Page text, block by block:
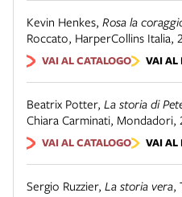
Kevin Henkes, Rosa la
Roccato, HarperCollins Italia,
VAI AL CATALOGO VAI AL
Beatrix Potter, La storia di
Chiara Carminati, Mondadori,
VAI AL CATALOGO VAI AL
Sergio Ruzzier, La storia vera,